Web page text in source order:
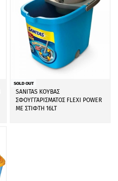
SOLD OUT
SANITAS ΚΟΥΒΑΣ
ΣΦΟΥΓΓΑΡΙΣΜΑΤΟΣ FLEXI POWER
ΜΕ ΣΤΙΦΤΗ 16LT